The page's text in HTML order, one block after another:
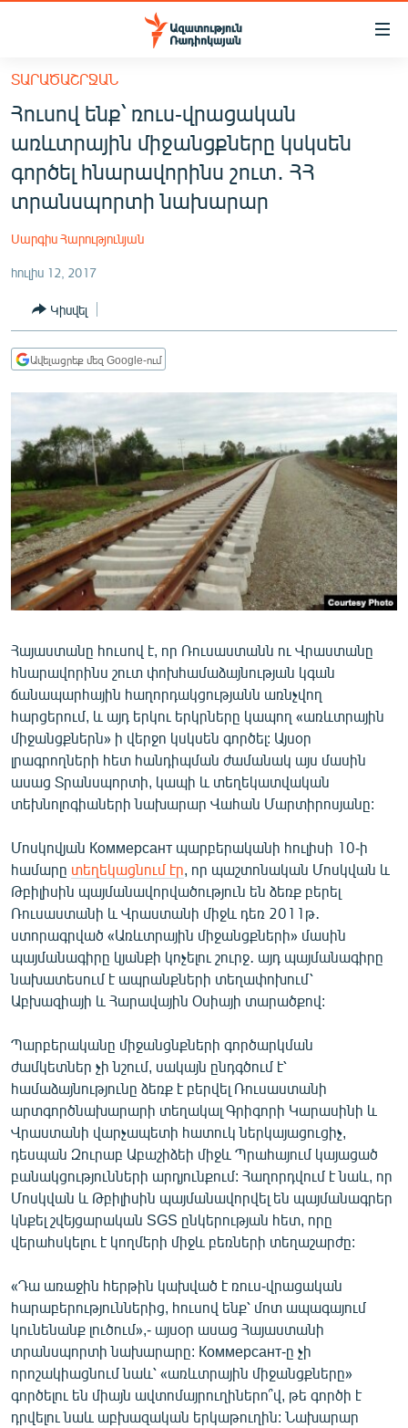
Մատչելիության
հիմնական
բովանդակությանը
Անցնել
հիմնական
մենյուին
Որոնում
ՀԱՅԱՍՏԱՆ
ՔԱՂԱՔԱԿԱՆ
ԸՆՏՐՈՒԹՅՈՒՆՆԵՐ 2026
ՊԱՏԵՐԱԶՄԻ 6 ՇԱԲԱԹՆԵՐԸ
ՏԱՐԱԾԱՇՐՋԱՆ
ՄԻՋԱԶԳԱՅԻՆ
ՄՇԱԿՈՒՅԹ
ՍՊՈՐՏ
ՄԵԿՆԱԲԱՆՈՒԹՅՈՒՆ
ՏՏ ԵՒ ԻՆՏԵՐՆԵՏ
ԿՈՐՈՆԱՎԻՐՈՒՍ
ՏԵՍԱՆՅՈՒԹԵՐ
ԲԱՆԱՎԵՃ
ՁԳՏԵԼՈՎ ԼԱՎԱԳՈՒՅՆԻՆ
ՓՈԴՔԱՍԹ
Հայերեն
Русский
ՀԵՏԵՎԵՔ ՄԵԶ
«Ազատության» բոլոր կայքերը
ՏԱՐԱԾԱՇՐՋԱՆ
Հուսով ենք՝ ռուս-վրացական
առևտրային միջանցքները կսկսեն
գործել հնարավորինս շուտ․ ՀՀ
տրանսպորտի նախարար
Սարգիս Հարությունյան
հուլիս 12, 2017
Կիսվել
Ավելացրեք մեզ Google-ում
Հայաստանը հուսով է, որ Ռուսաստանն ու Վրաստանը
հնարավորինս շուտ փոխհամաձայնության կգան
ճանապարհային հաղորդակցությանն առնչվող
հարցերում, և այդ երկու երկրները կապող «առևտրային
միջանցքներն» ի վերջո կսկսեն գործել: Այսօր
լրագրողների հետ հանդիպման ժամանակ այս մասին
ասաց Տրանսպորտի, կապի և տեղեկատվական
տեխնոլոգիաների նախարար Վահան Մարտիրոսյանը:
Մոսկովյան Коммерсант պարբերականի հուլիսի 10-ի
համարը տեղեկացնում էր , որ պաշտոնական Մոսկվան և
Թբիլիսին պայմանավորվածություն են ձեռք բերել
Ռուսաստանի և Վրաստանի միջև դեռ 2011թ․
ստորագրված «Առևտրային միջանցքների» մասին
պայմանագիրը կյանքի կոչելու շուրջ․ այդ պայմանագիրը
նախատեսում է ապրանքների տեղափոխում՝
Աբխազիայի և Հարավային Օսիայի տարածքով:
Պարբերականը միջանցնքների գործարկման
ժամկետներ չի նշում, սակայն ընդգծում է՝
համաձայնությունը ձեռք է բերվել Ռուսաստանի
արտգործնախարարի տեղակալ Գրիգորի Կարասինի և
Վրաստանի վարչապետի հատուկ ներկայացուցիչ,
դեսպան Զուրաբ Աբաշիձեի միջև Պրահայում կայացած
բանակցությունների արդյունքում: Հաղորդվում է նաև, որ
Մոսկվան և Թբիլիսին պայմանավորվել են պայմանագրեր
կնքել շվեյցարական SGS ընկերության հետ, որը
վերահսկելու է կողմերի միջև բեռների տեղաշարժը:
«Դա առաջին հերթին կախված է ռուս-վրացական
հարաբերություններից, հուսով ենք՝ մոտ ապագայում
կունենանք լուծում»,- այսօր ասաց Հայաստանի
տրանսպորտի նախարարը: Коммерсант-ը չի
որոշակիացնում նաև՝ «առևտրային միջանցքները»
գործելու են միայն ավտոմայրուղիներո՞վ, թե գործի է
դրվելու նաև աբխազական երկաթուղին: Նախարար